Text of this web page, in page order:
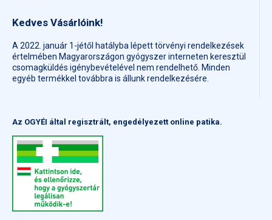
Kedves Vásárlóink!
A 2022. január 1-jétől hatályba lépett törvényi rendelkezések
értelmében Magyarországon gyógyszer interneten keresztül
csomagküldés igénybevételével nem rendelhető. Minden
egyéb termékkel továbbra is állunk rendelkezésére.
Az OGYÉI által regisztrált, engedélyezett online patika.